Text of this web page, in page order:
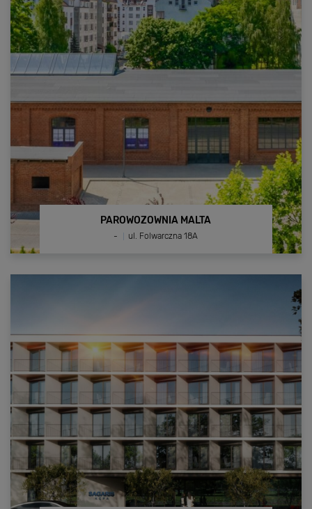
DZIWNÓW RESTAURACJA
Zobacz inwestycję
PAROWOZOWNIA MALTA
- ul. Folwarczna 18A
- ul. Folwarczna 18A
Lokale usługowe na wynajem
Powierzchnie od 200 do 800 m2
Parking przed lokalem
Zobacz inwestycję